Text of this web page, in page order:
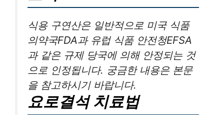
식용 구연산은 일반적으로 미국 식품
의약국FDA과 유럽 식품 안전청EFSA
과 같은 규제 당국에 의해 안정되는 것
으로 인정됩니다. 궁금한 내용은 본문
을 참고하시기 바랍니다.
요로결석 치료법